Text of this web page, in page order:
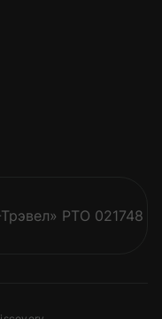
РТО 021748